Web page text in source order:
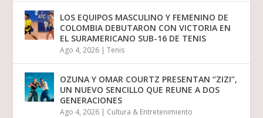
LOS EQUIPOS MASCULINO Y FEMENINO DE
COLOMBIA DEBUTARON CON VICTORIA EN
EL SURAMERICANO SUB-16 DE TENIS
Ago 4, 2026 |Tenis
OZUNA Y OMAR COURTZ PRESENTAN “ZIZI”,
UN NUEVO SENCILLO QUE REUNE A DOS
GENERACIONES
Ago 4, 2026 | Cultura & Entretenimiento